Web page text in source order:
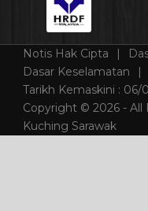
Notis Hak Cipta
Dasar Keselamatan
Tarikh Kemaskini : 06/
Copyright © 2026 -
Kuching Sarawak